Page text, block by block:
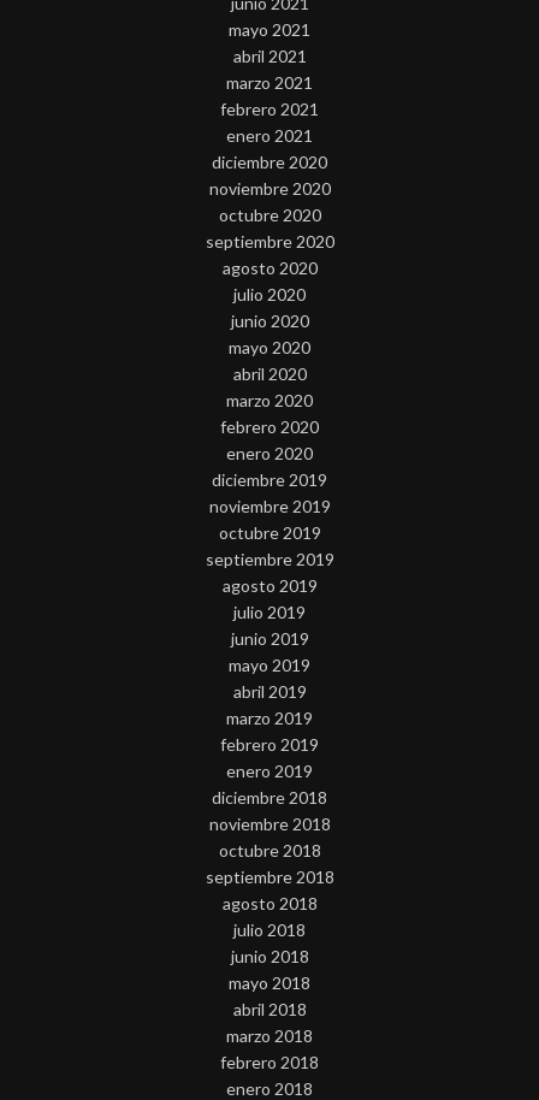
mayo 2021
abril 2021
marzo 2021
febrero 2021
enero 2021
diciembre 2020
noviembre 2020
octubre 2020
septiembre 2020
agosto 2020
julio 2020
junio 2020
mayo 2020
abril 2020
marzo 2020
febrero 2020
enero 2020
diciembre 2019
noviembre 2019
octubre 2019
septiembre 2019
agosto 2019
julio 2019
junio 2019
mayo 2019
abril 2019
marzo 2019
febrero 2019
enero 2019
diciembre 2018
noviembre 2018
octubre 2018
septiembre 2018
agosto 2018
julio 2018
junio 2018
mayo 2018
abril 2018
marzo 2018
febrero 2018
enero 2018